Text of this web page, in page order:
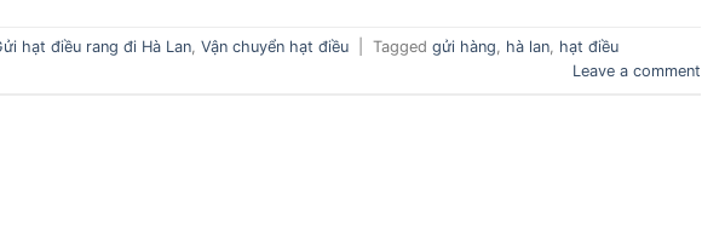
hạt điều rang đi Hà Lan, Vận chuyển hạt điều Tagged gửi hàng, hà lan, hạt điều
Leave a comment